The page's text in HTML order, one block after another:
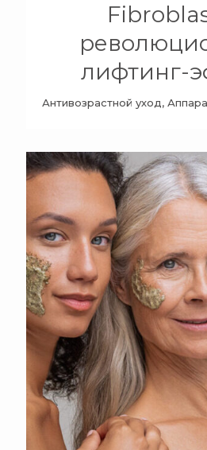
лифтинг-
Антивозрастной уход,